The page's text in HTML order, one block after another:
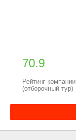
70.9
Рейтинг компании
(отборочный тур)